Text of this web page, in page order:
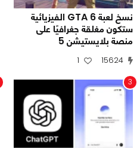
نسخ لعبة GTA 6 الفيزيائية
ستكون مغلقة جغرافيًا على
منصة بلايستيشن 5
15624
1
3